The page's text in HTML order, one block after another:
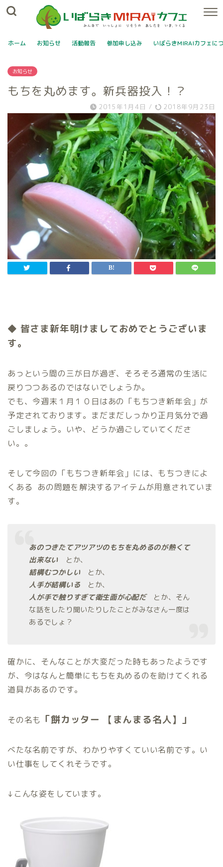
ホーム お知らせ 活動報告 参加申し込み いばらきMIRAIカフェに
お知らせ
もちを丸めます。新兵器投入！？
2015年1月4日 / 2018年9月23日
◆ 皆さま新年明けましておめでとうございま
す。
あっという間の三が日が過ぎ、そろそろ通常の生活に
戻りつつあるのではないでしょうか。
でも、今週末１月１０日はあの「もちつき新年会」が
予定されております。まだまだしっかり正月気分で過
ごしましょう。いや、どうか過ごしていてくださ
い。。
そして今回の「もちつき新年会」には、もちつきによ
くある あの問題を解決するアイテムが用意されていま
す。
あのつきたてアツアツのもちを丸めるのが熱くて
出来ない
とか、
結構むつかしい
とか、
人手が結構いる
とか、
人が手で触りすぎて衛生面が心配だ とか、そん
な話をしたり聞いたりしたことがみなさん一度は
あるでしょ？
確かに、そんなことが大変だった時もあったようです
が、今はなんと簡単にもちを丸めるのを助けてくれる
道具があるのです。
その名も 「餅カッター 【まんまる名人】」
べたな名前ですが、わかりやすくていい名前です。い
い仕事をしてくれそうです。
↓こんな姿をしています。